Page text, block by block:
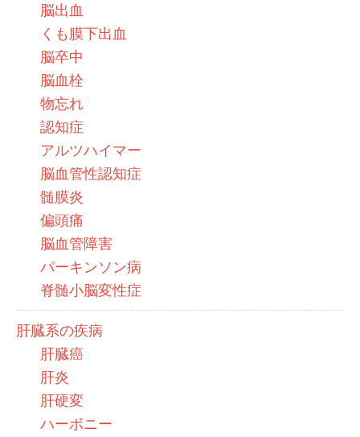
脳出血
くも膜下出血
脳卒中
脳血栓
物忘れ
認知症
アルツハイマー
脳血管性認知症
髄膜炎
偏頭痛
脳血管障害
パーキンソン病
脊髄小脳変性症
肝臓系の疾病
肝臓癌
肝炎
肝硬変
ハーボニー